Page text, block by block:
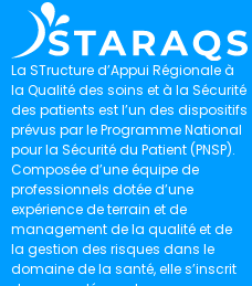
La STructure d’Appui Régionale à
la Qualité des soins et à la Sécurité
des patients est l’un des dispositifs
prévus par le Programme National
pour la Sécurité du Patient (PNSP).
Composée d’une équipe de
professionnels dotée d’une
expérience de terrain et de
management de la qualité et de
la gestion des risques dans le
domaine de la santé, elle s’inscrit